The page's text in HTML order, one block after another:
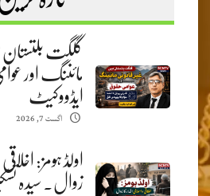
گلگت بلتستان
مائننگ اور
ایڈووکیٹ
اگست 7, 2026
اولڈ ہومز:
زوال. سیدہ